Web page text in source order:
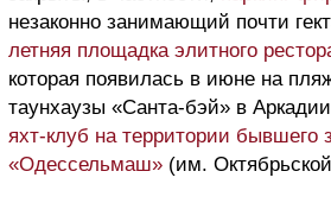
незаконно занимающий почти
летняя площадка элитного
которая появилась в июне на
таунхаузы «Санта-бэй» в
яхт-клуб на территории бывшего
«Одессельмаш» (им.